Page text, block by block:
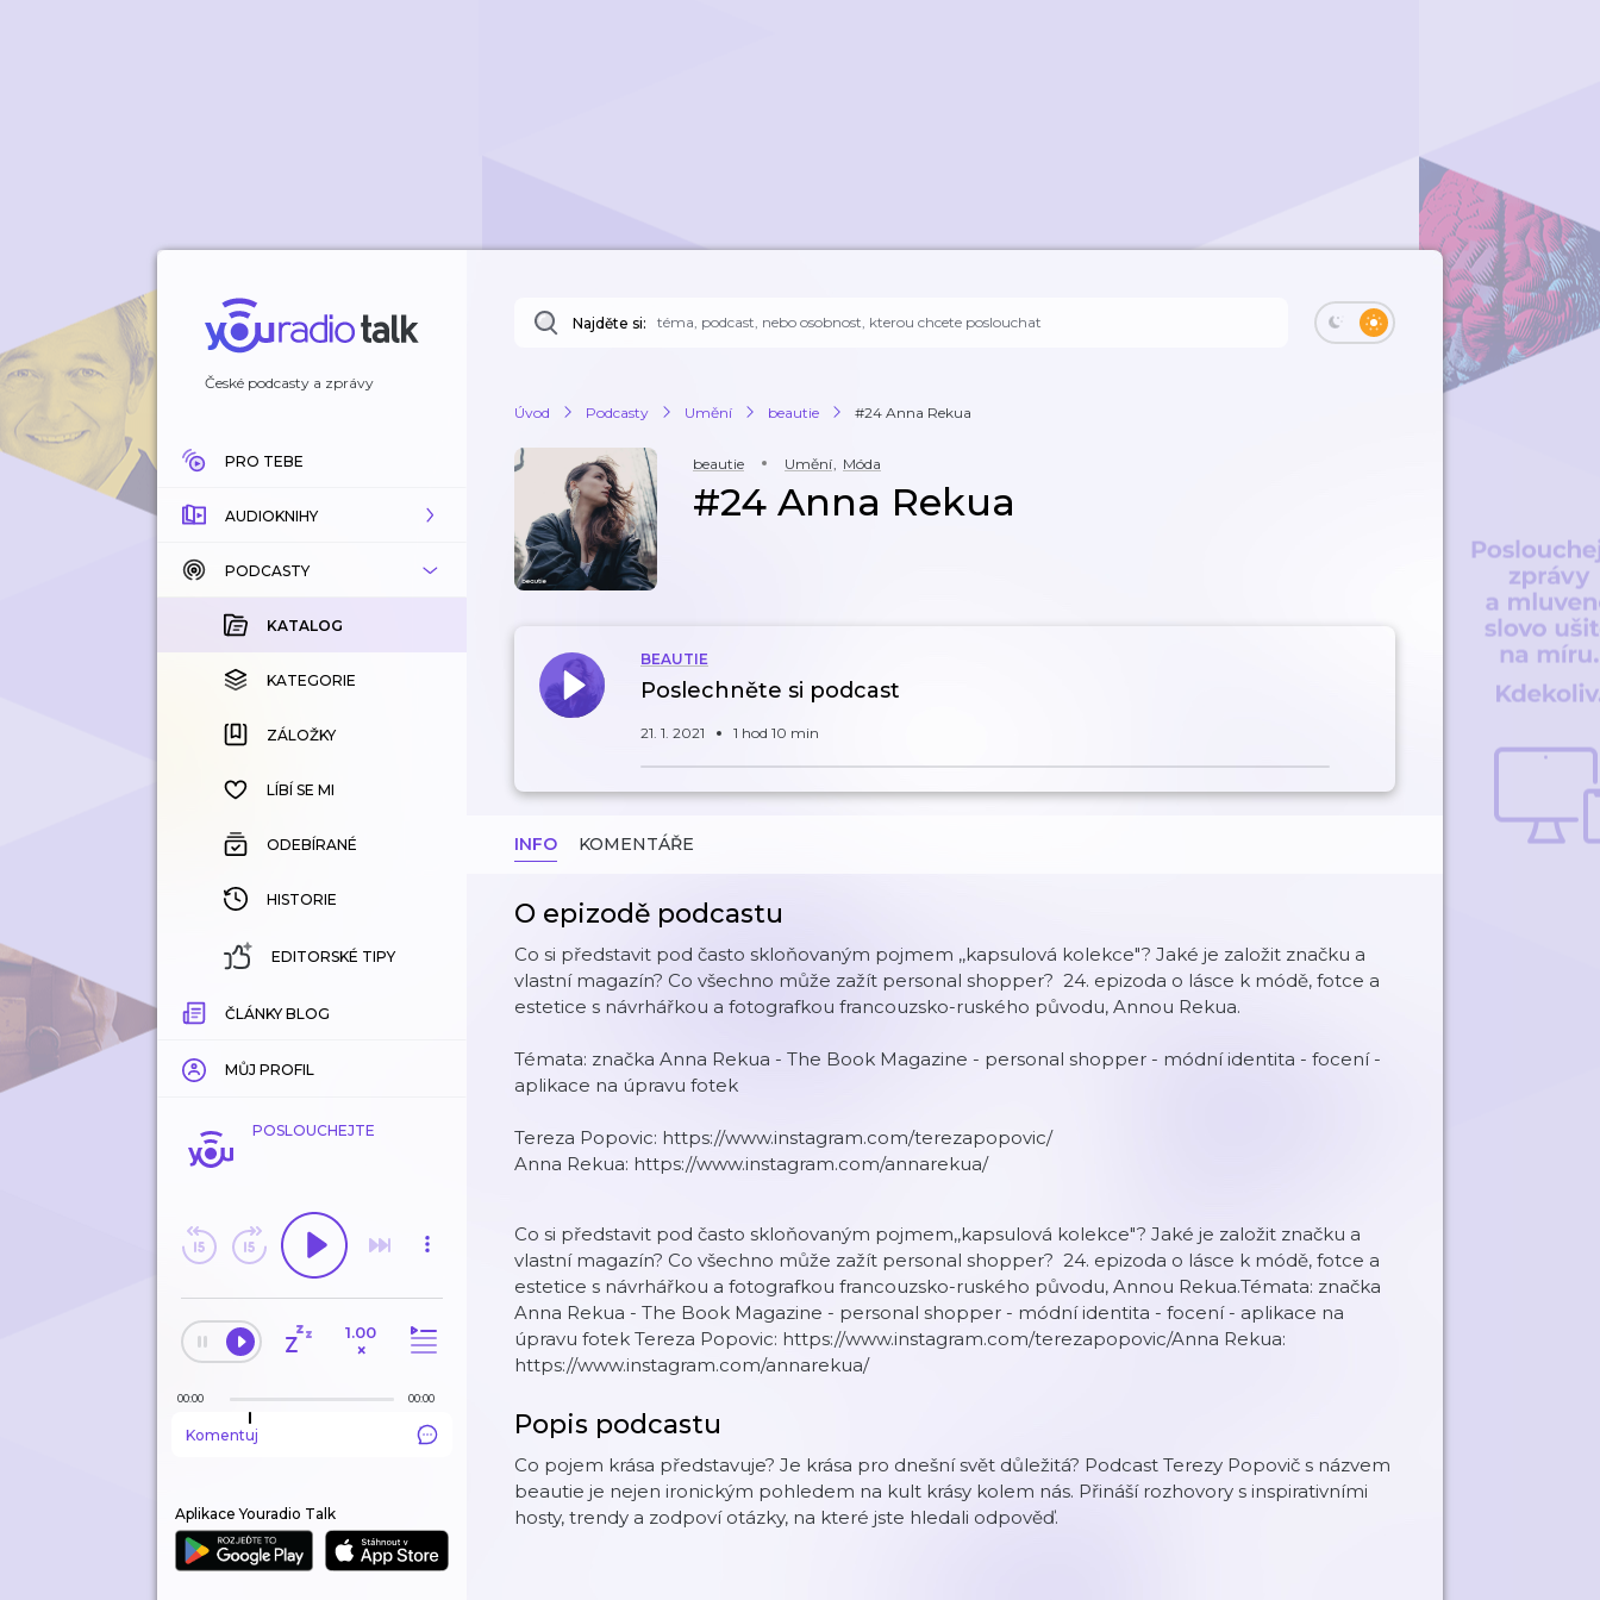
České podcasty a zprávy
PRO TEBE
AUDIOKNIHY
KATALOG
KOUPENÉ
KATEGORIE
ZÁLOŽKY
HISTORIE
PODCASTY
KATALOG
KATEGORIE
ZÁLOŽKY
LÍBÍ SE MI
ODEBÍRANÉ
HISTORIE
EDITORSKÉ TIPY
ČLÁNKY BLOG
MŮJ PROFIL
POSLOUCHEJTE
1.00
×
00:00 00:00
Komentuj
Aplikace Youradio Talk
Najděte si:
Úvod Podcasty Umění beautie #24 Anna Rekua
beautie Umění, Móda
#24 Anna Rekua
BEAUTIE
Poslechněte si podcast
21. 1. 2021 1 hod 10 min
INFO KOMENTÁŘE
O epizodě podcastu
Co si představit pod často skloňovaným pojmem ,,kapsulová kolekce"? Jaké je založit značku a
vlastní magazín? Co všechno může zažít personal shopper? 24. epizoda o lásce k módě, fotce a
estetice s návrhářkou a fotografkou francouzsko-ruského původu, Annou Rekua.
Témata: značka Anna Rekua - The Book Magazine - personal shopper - módní identita - focení -
aplikace na úpravu fotek
Tereza Popovic: https://www.instagram.com/terezapopovic/
Anna Rekua: https://www.instagram.com/annarekua/
Co si představit pod často skloňovaným pojmem,,kapsulová kolekce"? Jaké je založit značku a
vlastní magazín? Co všechno může zažít personal shopper? 24. epizoda o lásce k módě, fotce a
estetice s návrhářkou a fotografkou francouzsko-ruského původu, Annou Rekua.Témata: značka
Anna Rekua - The Book Magazine - personal shopper - módní identita - focení - aplikace na
úpravu fotek Tereza Popovic: https://www.instagram.com/terezapopovic/Anna Rekua:
https://www.instagram.com/annarekua/
Popis podcastu
Co pojem krása představuje? Je krása pro dnešní svět důležitá? Podcast Terezy Popovič s názvem
beautie je nejen ironickým pohledem na kult krásy kolem nás. Přináší rozhovory s inspirativními
hosty, trendy a zodpoví otázky, na které jste hledali odpověď.